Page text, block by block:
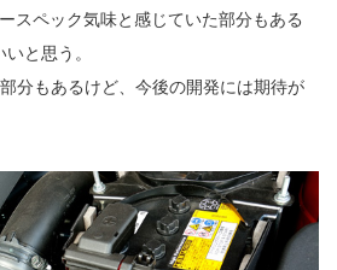
スペック気味と感じていた部分もある
と思う。
分もあるけど、今後の開発には期待が